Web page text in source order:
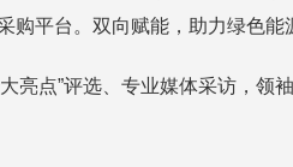
平台。双向赋能，助力绿色能
点”评选、专业媒体采访，领